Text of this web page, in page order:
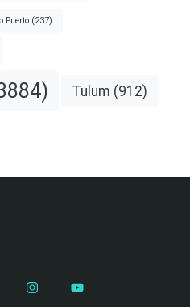
Puerto (237)
Tulum (912)